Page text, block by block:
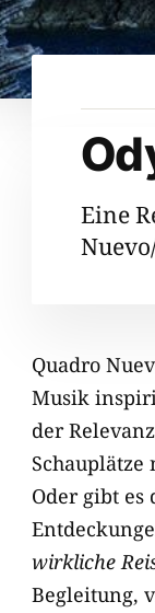
Eine
Quadro
Musik
der
Oder gibt
wirkliche
Begleitung,